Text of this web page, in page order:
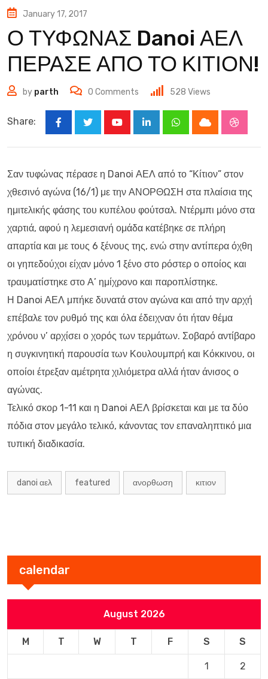
January 17, 2017
Ο ΤΥΦΩΝΑΣ Danoi ΑΕΛ
ΠΕΡΑΣΕ ΑΠΟ ΤΟ ΚΙΤΙΟΝ!
by parth 0 Comments 528 Views
Share:
LinkedInWhatsappCloud
Σαν τυφώνας πέρασε η Danoi ΑΕΛ από το “Κίτιον” στον
χθεσινό αγώνα (16/1) με την ΑΝΟΡΘΩΣΗ στα πλαίσια της
ημιτελικής φάσης του κυπέλου φούτσαλ. Ντέρμπι μόνο στα
χαρτιά, αφού η λεμεσιανή ομάδα κατέβηκε σε πλήρη
απαρτία και με τους 6 ξένους της, ενώ στην αντίπερα όχθη
οι γηπεδούχοι είχαν μόνο 1 ξένο στο ρόστερ ο οποίος και
τραυματίστηκε στο Α’ ημίχρονο και παροπλίστηκε.
Η Danoi ΑΕΛ μπήκε δυνατά στον αγώνα και από την αρχή
επέβαλε τον ρυθμό της και όλα έδειχναν ότι ήταν θέμα
χρόνου ν’ αρχίσει ο χορός των τερμάτων. Σοβαρό αντίβαρο
η συγκινητική παρουσία των Κουλουμπρή και Κόκκινου, οι
οποίοι έτρεξαν αμέτρητα χιλιόμετρα αλλά ήταν άνισος ο
αγώνας.
Τελικό σκορ 1-11 και η Danoi ΑΕΛ βρίσκεται και με τα δύο
πόδια στον μεγάλο τελικό, κάνοντας τον επαναληπτικό μια
τυπική διαδικασία.
danoi αελ featured ανορθωση κιτιον
calendar
August 2026
M T W T F S S
1 2